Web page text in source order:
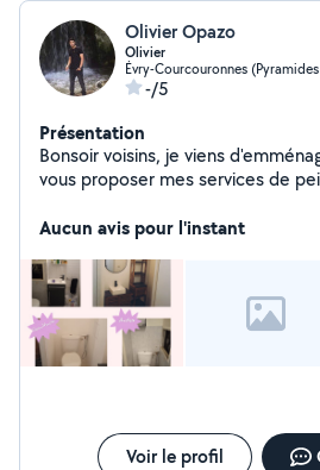
Olivier Opazo
Olivier
Évry-Courcouronnes
-/5
Présentation
Bonsoir voisins, je viens
vous proposer mes services de
jardinage, etc. Si vous avez des
Aucun avis pour l'instant
Voir le profil